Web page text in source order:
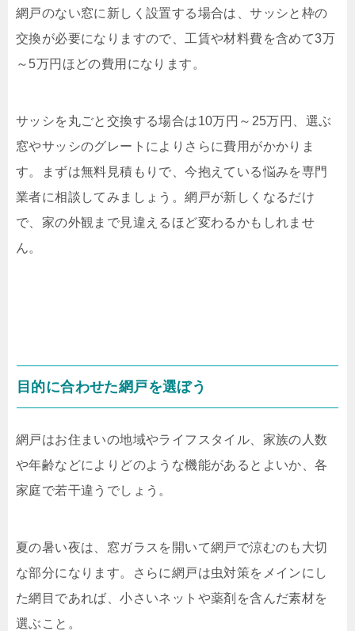
網戸のない窓に新しく設置する場合は、サッシと枠の
交換が必要になりますので、工賃や材料費を含めて3万
～ 5万円ほどの費用になります。
サッシを丸ごと交換する場合は10万円～ 25万円、選ぶ
窓やサッシのグレートによりさらに費用がかかりま
す。まずは無料見積もりで、今抱えている悩みを専門
業者に相談してみましょう。網戸が新しくなるだけ
で、家の外観まで見違えるほど変わるかもしれませ
ん。
目的に合わせた網戸を選ぼう
網戸はお住まいの地域やライフスタイル、家族の人数
や年齢などによりどのような機能があるとよいか、各
家庭で若干違うでしょう。
夏の暑い夜は、窓ガラスを開いて網戸で涼むのも大切
な部分になります。さらに網戸は虫対策をメインにし
た網目であれば、小さいネットや薬剤を含んだ素材を
選ぶこと。